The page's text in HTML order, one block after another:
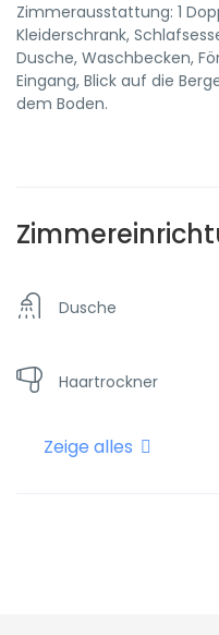
Zimmerausstattung: 1
Kleiderschrank,
Dusche, Waschbecken,
Eingang, Blick auf die
dem Boden.
Dusche
Haartrockner
Heizung
Zeige alles